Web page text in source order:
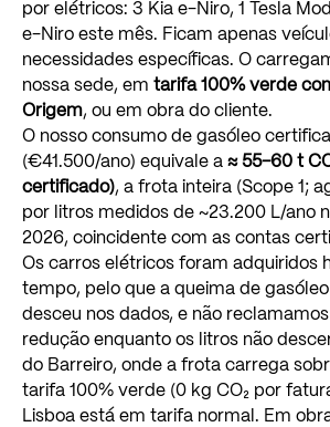
por elétricos: 3 Kia e-Niro, 1 Tesla
e-Niro este mês. Ficam apenas
necessidades específicas. O
nossa sede, em tarifa 100% verde
Origem, ou em obra do cliente.
O nosso consumo de gasóleo
(€41.500/ano) equivale a ≈ 55–60 t
certificado), a frota inteira (Scope 1;
por
litros medidos de ~23.200 L/ano
2026, coincidente com as contas
Os carros elétricos foram adquiridos
tempo, pelo que a queima de gasóleo
desceu nos dados, e não reclamamos
redução enquanto os litros não
do Barreiro, onde a frota carrega
tarifa 100% verde (0 kg CO₂ por
Lisboa está em tarifa normal. Em